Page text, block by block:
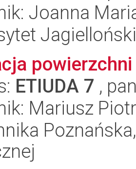
Joanna
ETIUDA 7 ,
Mariusz